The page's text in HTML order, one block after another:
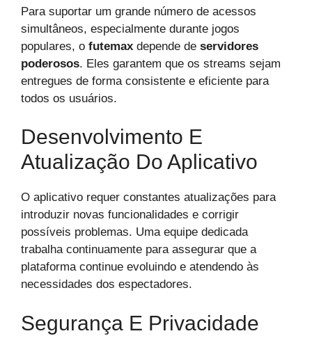
Para suportar um grande número de acessos
simultâneos, especialmente durante jogos
populares, o futemax depende de servidores
poderosos. Eles garantem que os streams sejam
entregues de forma consistente e eficiente para
todos os usuários.
Desenvolvimento E
Atualização Do Aplicativo
O aplicativo requer constantes atualizações para
introduzir novas funcionalidades e corrigir
possíveis problemas. Uma equipe dedicada
trabalha continuamente para assegurar que a
plataforma continue evoluindo e atendendo às
necessidades dos espectadores.
Segurança E Privacidade